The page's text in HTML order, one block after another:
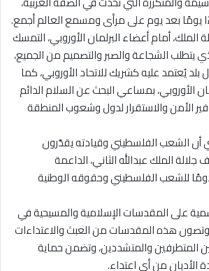
يومًا بعد يوم على مرأى ومسمع العالم أجمع.
الملك، أمام أعضاء البرلمان الأوروبي، التمسك
يتطلب الشجاعة والصبر والتصميم من الجميع،
يُعتمد عليه كشريك للاتحاد الأوروبي، كما
الأوروبي، بمساعي البحث عن السلام الدائم
الأمن والاستقرار لدول وشعوب المنطقة
أن الشعب الفلسطيني وقيادته يقدّرون
الملك عبدالله الثاني، الداعمة
للشعب الفلسطيني وحقوقه الوطنية
على المقدسات الإسلامية والمسيحية في
هذه المقدسات من العبث والاعتداءات
المتطرفين والمتشددين، وتضمن حماية
الأديان من أي اعتداء.